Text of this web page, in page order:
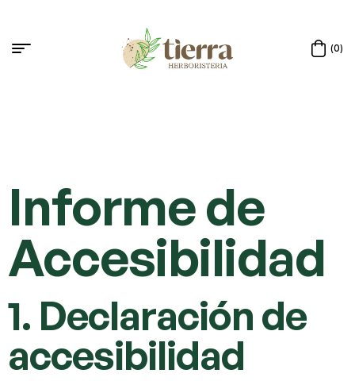
(0)
Informe de
Accesibilidad
1. Declaración de
accesibilidad